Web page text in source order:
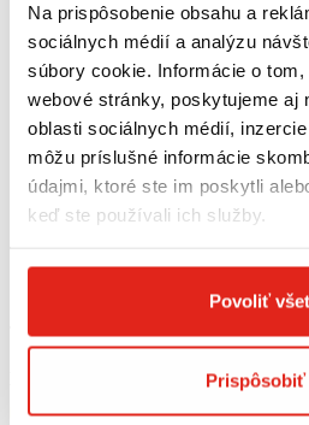
Na prispôsobenie obsahu a
sociálnych médií a analýzu
súbory cookie. Informácie o
webové stránky, poskytujeme aj
oblasti sociálnych médií,
môžu príslušné informácie
údajmi, ktoré ste im poskytli
keď ste používali ich služby.
Povoliť
Prispôsobiť
74,95 € s DPH
XCITING 400I (13-17) SR6104M
Na objednávku Na